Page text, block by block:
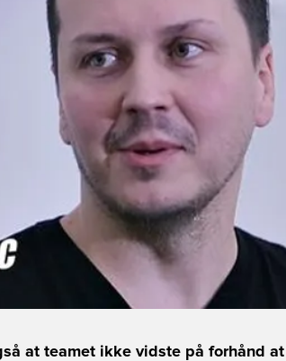
at teamet ikke vidste på forhånd